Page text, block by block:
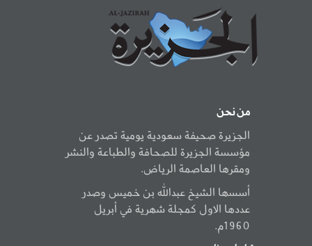
من نحن
الجزيرة صحيفة سعودية يومية تصدر عن
مؤسسة الجزيرة للصحافة والطباعة والنشر
ومقرها العاصمة الرياض.
أسسها الشيخ عبدالله بن خميس وصدر
عددها الاول كمجلة شهرية في أبريل
1960م.